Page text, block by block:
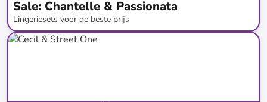
Sale: Chantelle & Passionata
Lingeriesets voor de beste prijs
tot- 61 %* SALE